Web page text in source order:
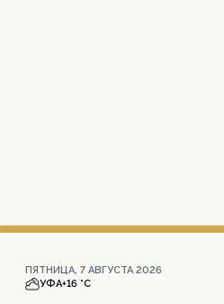
ПЯТНИЦА, 7 АВГУСТА 2026
УФА+16 °С